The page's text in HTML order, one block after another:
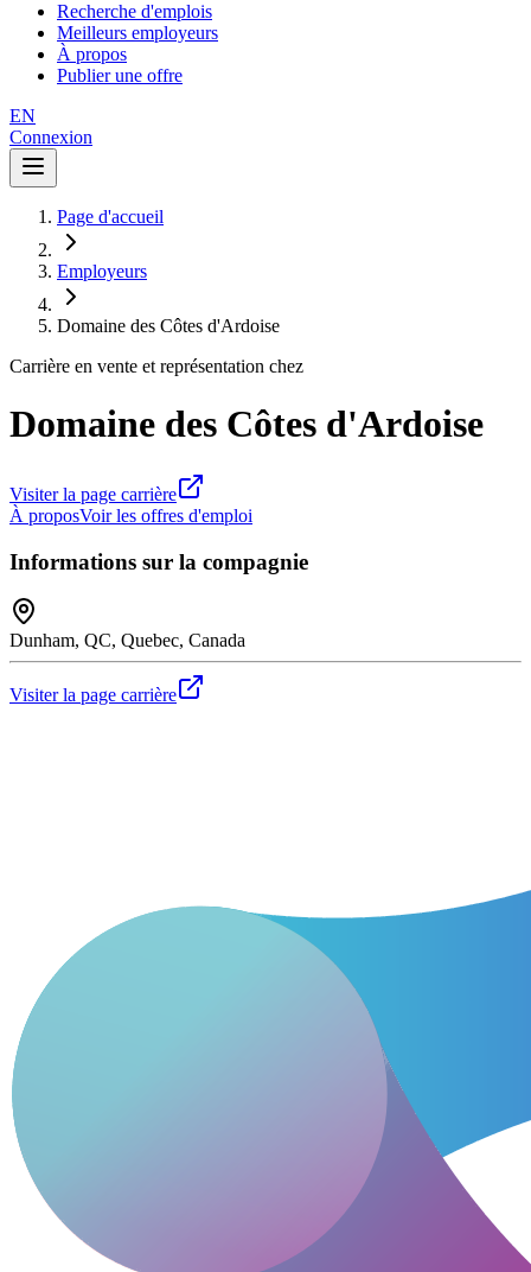
Recherche d'emplois
Meilleurs employeurs
À propos
Publier une offre
EN
Connexion
Page d'accueil
Employeurs
Domaine des Côtes d'Ardoise
Carrière en vente et représentation chez
Domaine des Côtes d'Ardoise
Visiter la page carrière
À proposVoir les offres d'emploi
Informations sur la compagnie
Dunham, QC, Quebec, Canada
Visiter la page carrière